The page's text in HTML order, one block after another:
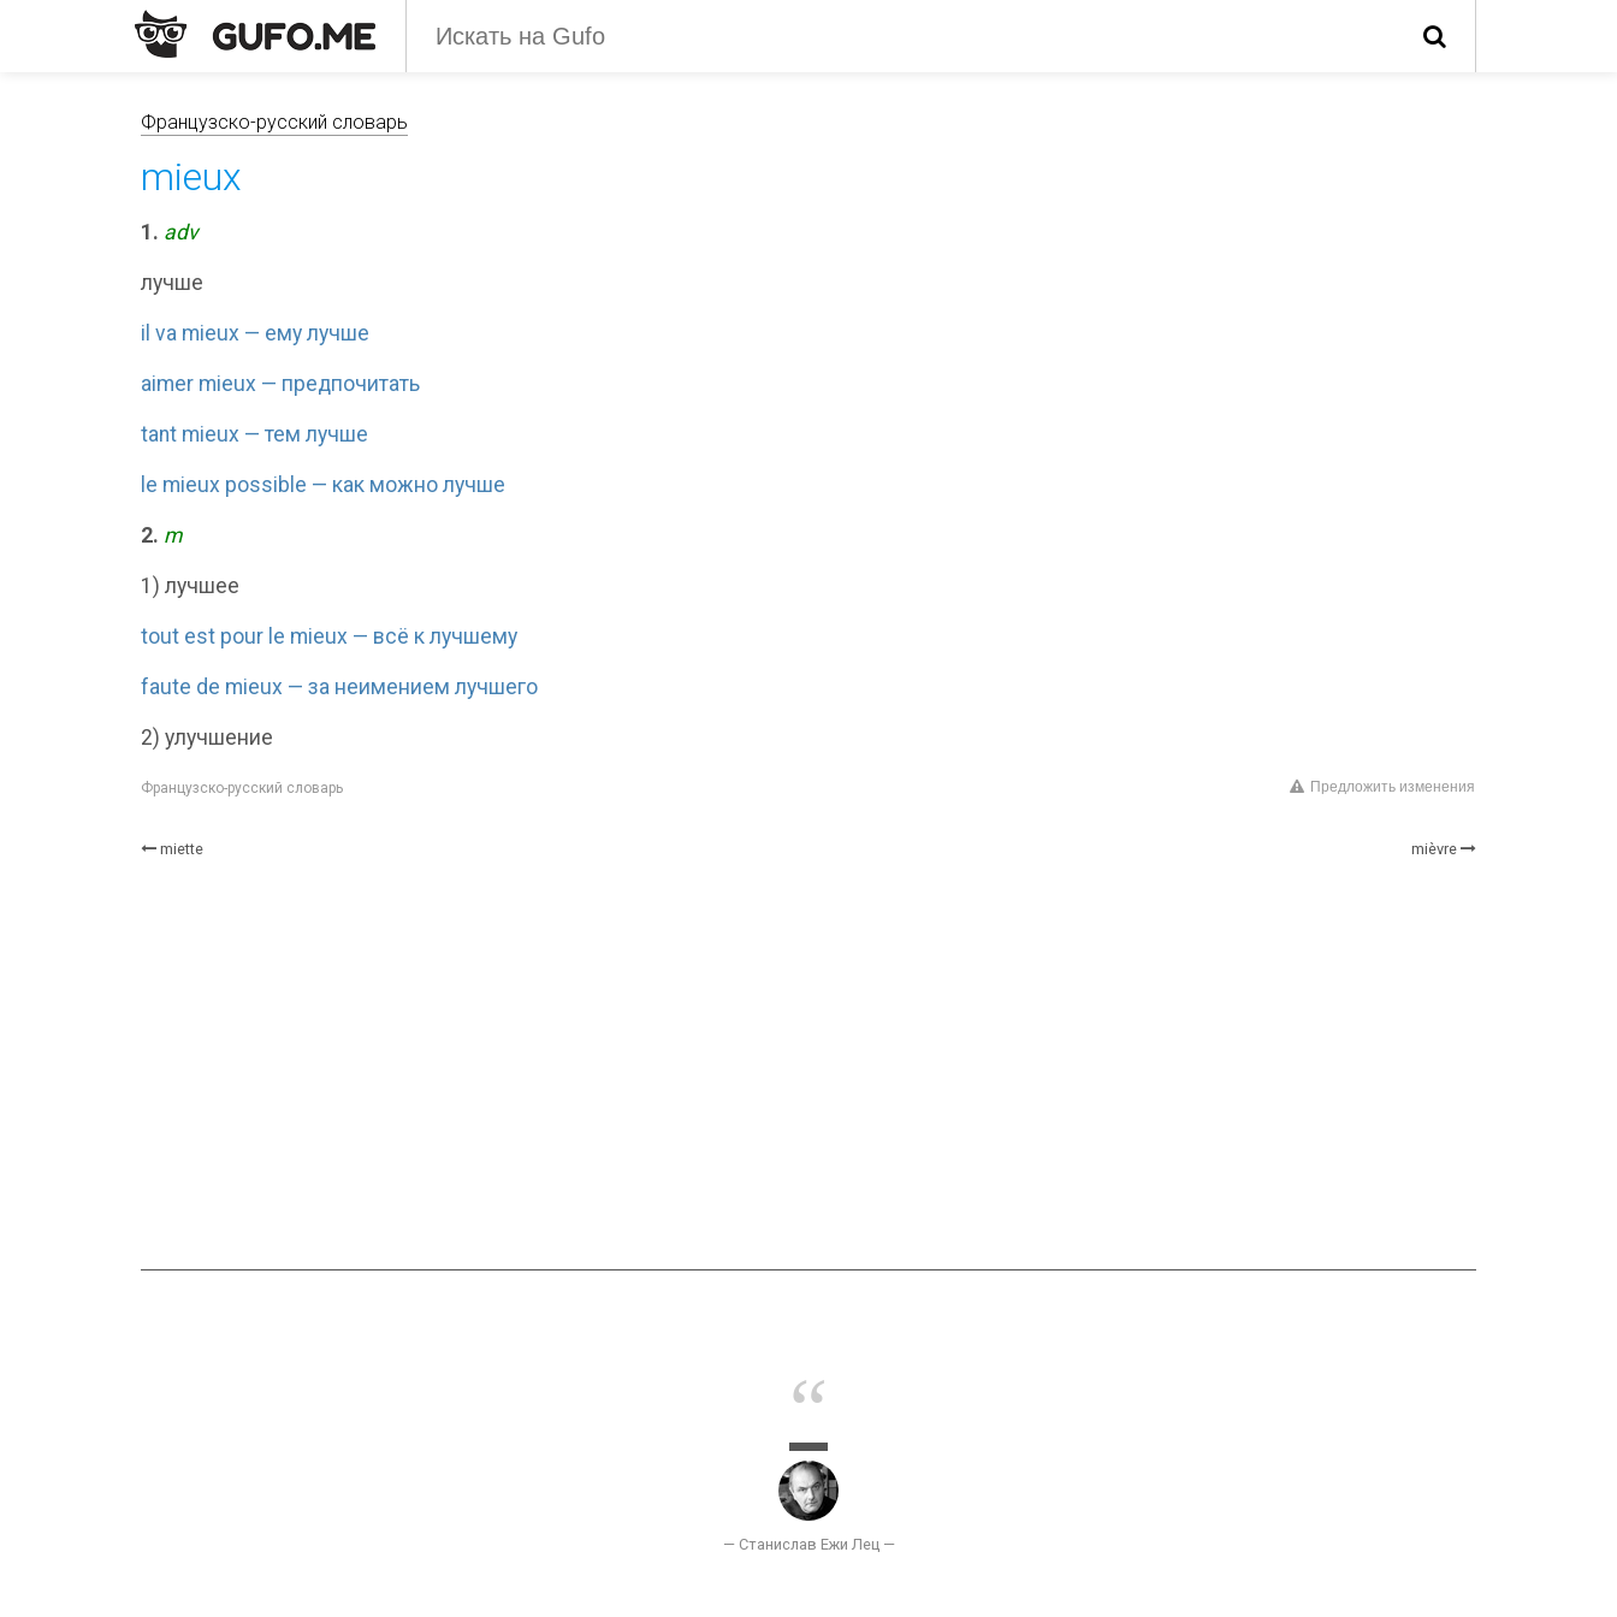
Французско-русский словарь
mieux
1. adv
лучше
il va mieux — ему лучше
aimer mieux — предпочитать
tant mieux — тем лучше
le mieux possible — как можно лучше
2. m
1) лучшее
tout est pour le mieux — всё к лучшему
faute de mieux — за неимением лучшего
2) улучшение
Французско-русский словарь Предложить изменения
miette mièvre